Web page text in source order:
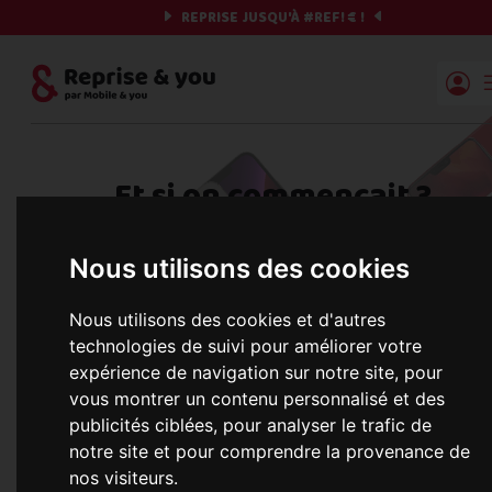
Nous utilisons des cookies
Nous utilisons des cookies et d'autres
technologies de suivi pour améliorer votre
expérience de navigation sur notre site, pour
vous montrer un contenu personnalisé et des
publicités ciblées, pour analyser le trafic de
notre site et pour comprendre la provenance de
nos visiteurs.
REPRISE JUSQU'À #REF!€ !
Reprise | Mobile & you
Et si on commençait ?
c'est parti !
Nous récupérons les meilleures
Une erreur est survenue :